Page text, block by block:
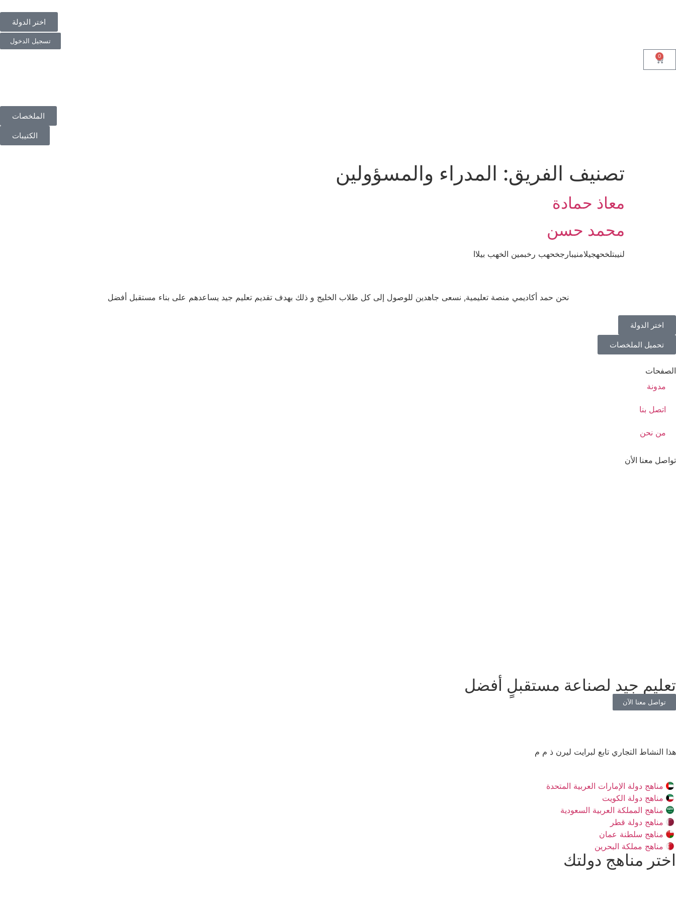
اختر الدولة
تسجيل الدخول
0
الملخصات
الكتيبات
تصنيف الفريق: المدراء والمسؤولين
معاذ حمادة
محمد حسن
لنيبتلخحهجيلامنيبارجخحهب رخبمين الخهب بيلاا
نحن حمد أكاديمي منصة تعليمية, نسعى جاهدين للوصول إلى كل طلاب الخليج و ذلك بهدف تقديم تعليم جيد يساعدهم على بناء مستقبل أفضل
اختر الدولة
تحميل الملخصات
الصفحات
مدونة
اتصل بنا
من نحن
تواصل معنا الأن
تعليم جيد لصناعة مستقبلٍ أفضل
تواصل معنا الآن
هذا النشاط التجاري تابع لبرايت ليرن ذ م م
مناهج دولة الإمارات العربية المتحدة
مناهج دولة الكويت
مناهج المملكة العربية السعودية
مناهج دولة قطر
مناهج سلطنة عمان
مناهج مملكة البحرين
اختر مناهج دولتك